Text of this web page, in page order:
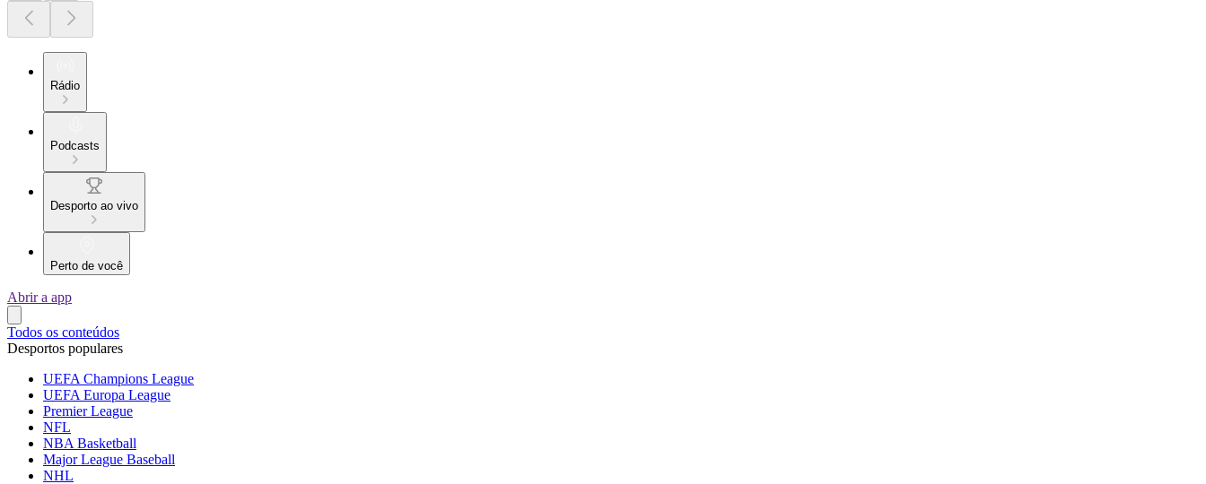
Rádio
Podcasts
Desporto ao vivo
Perto de você
Abrir a app
Todos os conteúdos
Desportos populares
UEFA Champions League
UEFA Europa League
Premier League
NFL
NBA Basketball
Major League Baseball
NHL